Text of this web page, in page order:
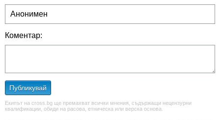
Коментар:
Публикувай
Екипът на cross.bg ще премахват всички мнения, съдържащи нецензурни
квалификации, обиди на расова, етническа или верска основа.